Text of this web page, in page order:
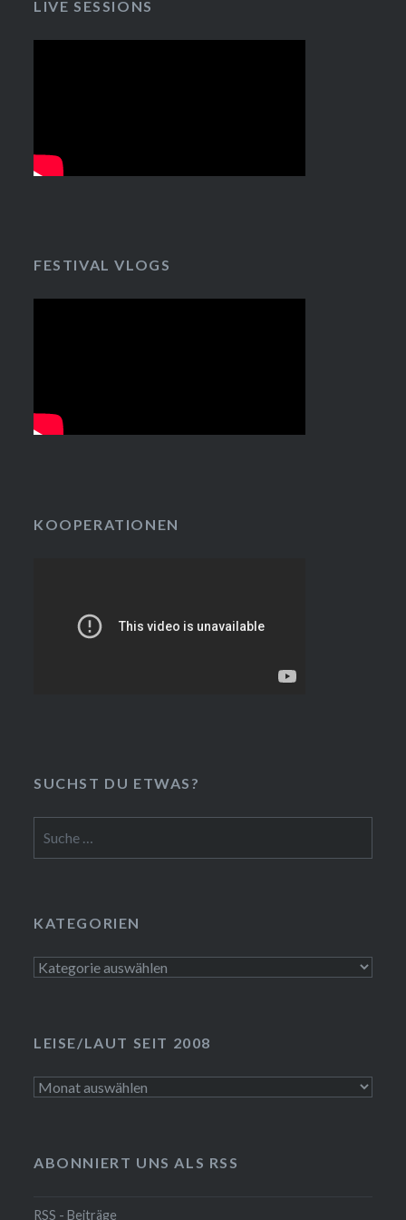
LIVE SESSIONS
FESTIVAL VLOGS
KOOPERATIONEN
SUCHST DU ETWAS?
nach:
KATEGORIEN
Kategorien
LEISE/LAUT SEIT 2008
LEISE/laut
ABONNIERT UNS ALS RSS
RSS - Beiträge